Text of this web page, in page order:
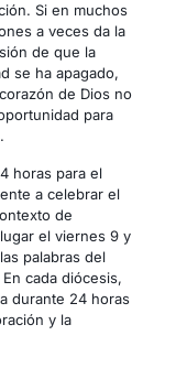
Si en muchos
a veces da la
de que la
se ha apagado,
de Dios no
para
horas para el
a celebrar el
de
el viernes 9 y
palabras del
cada diócesis,
durante 24 horas
y la